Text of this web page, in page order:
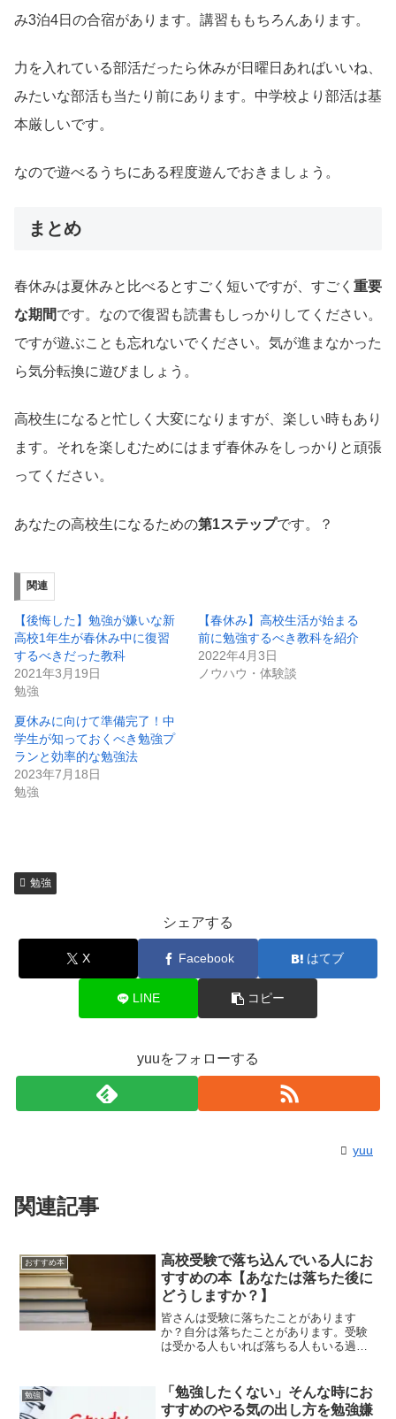
み3泊4日の合宿があります。講習ももちろんあります。
力を入れている部活だったら休みが日曜日あればいいね、
みたいな部活も当たり前にあります。中学校より部活は基
本厳しいです。
なので遊べるうちにある程度遊んでおきましょう。
まとめ
春休みは夏休みと比べるとすごく短いですが、すごく 重要
な期間です。なので復習も読書もしっかりしてください。
ですが遊ぶことも忘れないでください。気が進まなかった
ら気分転換に遊びましょう。
高校生になると忙しく大変になりますが、楽しい時もあり
ます。それを楽しむためにはまず春休みをしっかりと頑張
ってください。
あなたの高校生になるための第1ステップです。？
関連
【後悔した】勉強が嫌いな新
高校1年生が春休み中に復習
するべきだった教科
2021年3月19日
勉強
【春休み】高校生活が始まる
前に勉強するべき教科を紹介
2022年4月3日
ノウハウ・体験談
夏休みに向けて準備完了！中
学生が知っておくべき勉強プ
ランと効率的な勉強法
2023年7月18日
勉強
勉強
シェアする
X Facebook はてブ
LINE コピー
yuuをフォローする
yuu
関連記事
おすすめ本
高校受験で落ち込んでいる人にお
すすめの本【あなたは落ちた後に
どうしますか？】
皆さんは受験に落ちたことがあります
か？自分は落ちたことがあります。受験
は受かる人もいれば落ちる人もいる過酷
落ちただけでは人生終わらないので大丈
夫です。自分も最初は人生終...
勉強
「勉強したくない」そんな時にお
すすめのやる気の出し方を勉強嫌